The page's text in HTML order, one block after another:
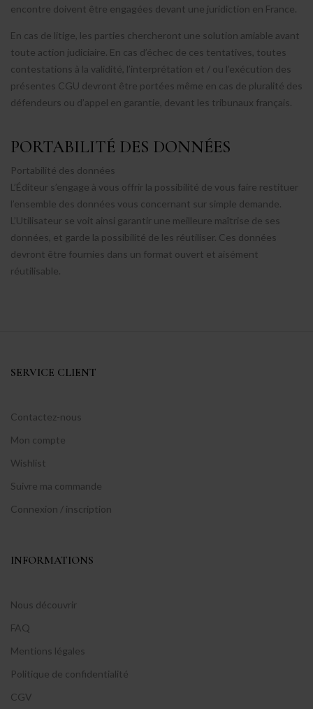
encontre doivent être engagées devant une juridiction en France.
En cas de litige, les parties chercheront une solution amiable avant
toute action judiciaire. En cas d’échec de ces tentatives, toutes
contestations à la validité, l’interprétation et / ou l’exécution des
présentes CGU devront être portées même en cas de pluralité des
défendeurs ou d’appel en garantie, devant les tribunaux français.
PORTABILITÉ DES DONNÉES
Portabilité des données
L’Éditeur s’engage à vous offrir la possibilité de vous faire restituer
l’ensemble des données vous concernant sur simple demande.
L’Utilisateur se voit ainsi garantir une meilleure maîtrise de ses
données, et garde la possibilité de les réutiliser. Ces données
devront être fournies dans un format ouvert et aisément
réutilisable.
SERVICE CLIENT
Contactez-nous
Mon compte
Wishlist
Suivre ma commande
Connexion / inscription
INFORMATIONS
Nous découvrir
FAQ
Mentions légales
Politique de confidentialité
CGV